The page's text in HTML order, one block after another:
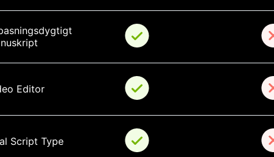
Editor
Script Type